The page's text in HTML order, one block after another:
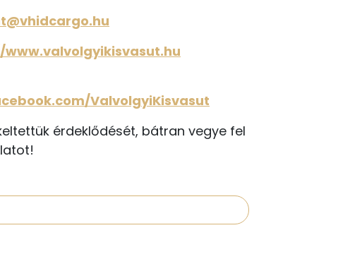
ValvolgyiKisvasut
érdeklődését, bátran vegye fel